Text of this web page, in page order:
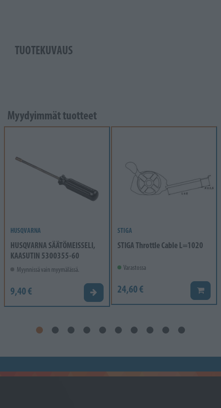
TUOTEKUVAUS
Myydyimmät tuotteet
HUSQVARNA
HUSQVARNA SÄÄTÖMEISSELI,
KAASUTIN 5300355-60
Myynnissä vain myymälässä.
9,40 € Valitse vaihtoehto
STIGA
STIGA Throttle Cable L=1020
Varastossa
24,60 € Lisää